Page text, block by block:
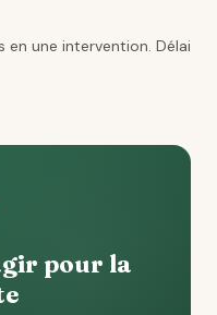
une intervention. Délai
pour la